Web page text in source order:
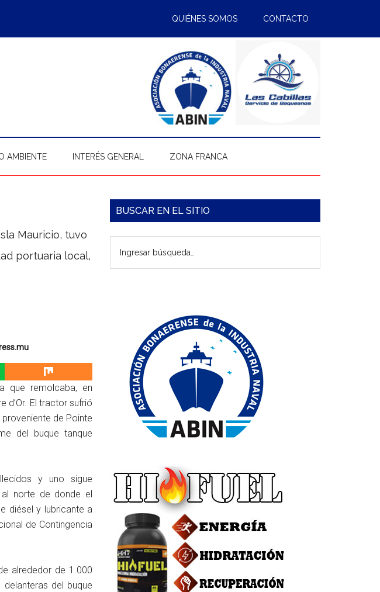
QUIÉNES SOMOS CONTACTO
AMBIENTE INTERÉS GENERAL ZONA FRANCA
Mauricio, tuvo
portuaria local,
que remolcaba, en
d’Or. El tractor sufrió
de Pointe
del buque tanque
y uno sigue
norte de donde el
diésel y lubricante a
de Contingencia
alrededor de 1.000
del buque
Barra
principal
BUSCAR EN EL SITIO
búsqueda…